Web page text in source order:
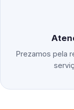
Prezamos pela